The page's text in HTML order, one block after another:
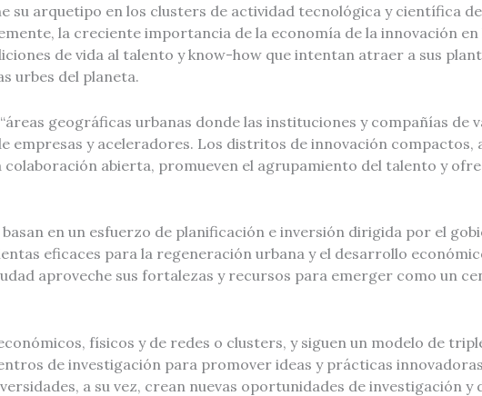
su arquetipo en los clusters de actividad tecnológica y científica
la creciente importancia de la economía de la innovación en
de vida al talento y know-how que intentan atraer a sus
urbes del planeta.
geográficas urbanas donde las instituciones y compañías de
empresas y aceleradores. Los distritos de innovación compactos,
abierta, promueven el agrupamiento del talento y
basan en un esfuerzo de planificación e inversión dirigida por el
eficaces para la regeneración urbana y el desarrollo
aproveche sus fortalezas y recursos para emerger como un
físicos y de redes o clusters, y siguen un modelo de
de investigación para promover ideas y prácticas
a su vez, crean nuevas oportunidades de investigación y